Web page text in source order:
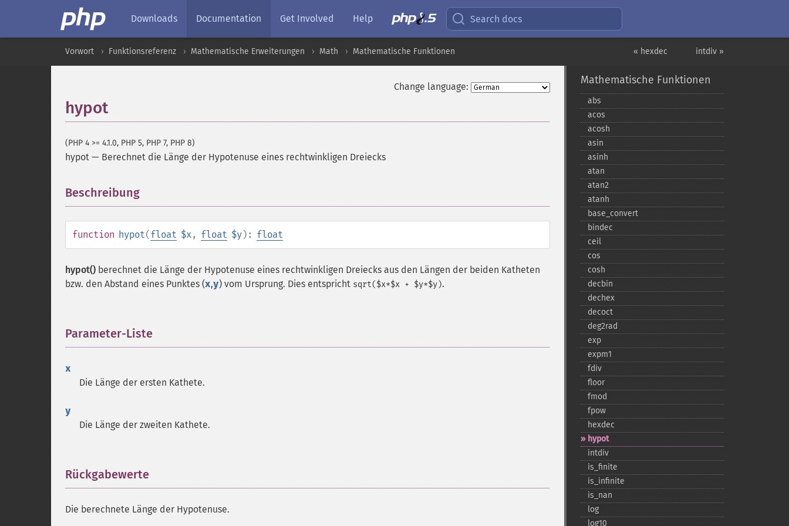
Downloads Documentation Get Involved Help Search docs
intdiv »
« hexdec
Vorwort Funktionsreferenz Mathematische Erweiterungen Math Mathematische Funktionen
Change language:
hypot
(PHP 4 >= 4.1.0, PHP 5, PHP 7, PHP 8)
hypot — Berechnet die Länge der Hypotenuse eines rechtwinkligen Dreiecks
Beschreibung
function hypot(float $x, float $y): float
hypot() berechnet die Länge der Hypotenuse eines rechtwinkligen Dreiecks aus den Längen der beiden Katheten
bzw. den Abstand eines Punktes (x,y) vom Ursprung. Dies entspricht sqrt($x*$x + $y*$y).
Parameter-Liste
x
Die Länge der ersten Kathete.
y
Die Länge der zweiten Kathete.
Rückgabewerte
Die berechnete Länge der Hypotenuse.
Mathematische Funktionen
abs
acos
acosh
asin
asinh
atan
atan2
atanh
base_​convert
bindec
ceil
cos
cosh
decbin
dechex
decoct
deg2rad
exp
expm1
fdiv
floor
fmod
fpow
hexdec
hypot
intdiv
is_​finite
is_​infinite
is_​nan
log
log10